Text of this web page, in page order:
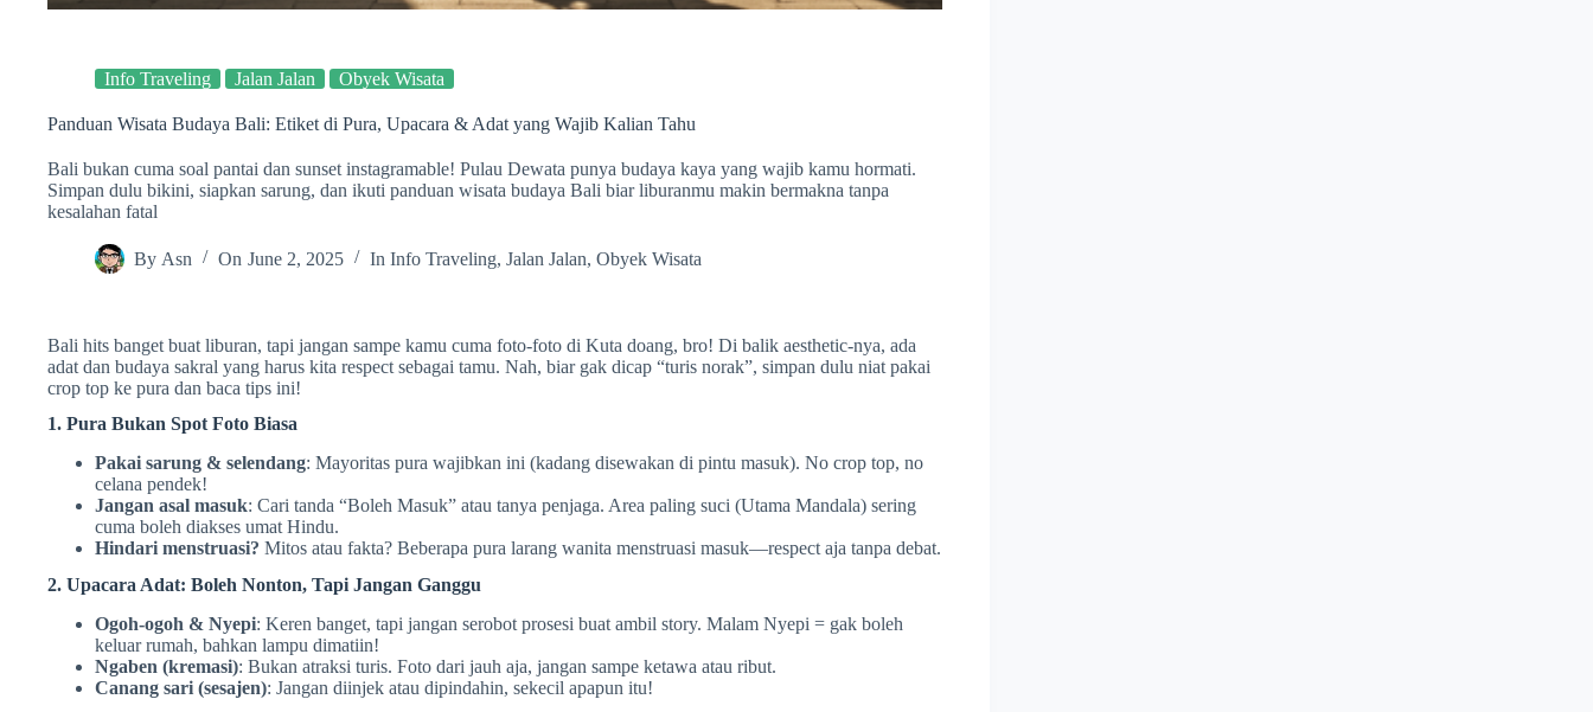
Info Traveling Jalan Jalan Obyek Wisata
Panduan Wisata Budaya Bali: Etiket di Pura, Upacara & Adat yang Wajib Kalian Tahu
Bali bukan cuma soal pantai dan sunset instagramable! Pulau Dewata punya budaya kaya yang wajib kamu hormati.
Simpan dulu bikini, siapkan sarung, dan ikuti panduan wisata budaya Bali biar liburanmu makin bermakna tanpa
kesalahan fatal
By Asn On June 2, 2025 In Info Traveling, Jalan Jalan, Obyek Wisata
Bali hits banget buat liburan, tapi jangan sampe kamu cuma foto-foto di Kuta doang, bro! Di balik aesthetic-nya, ada
adat dan budaya sakral yang harus kita respect sebagai tamu. Nah, biar gak dicap “turis norak”, simpan dulu niat pakai
crop top ke pura dan baca tips ini!
1. Pura Bukan Spot Foto Biasa
Pakai sarung & selendang: Mayoritas pura wajibkan ini (kadang disewakan di pintu masuk). No crop top, no
celana pendek!
Jangan asal masuk: Cari tanda “Boleh Masuk” atau tanya penjaga. Area paling suci (Utama Mandala) sering
cuma boleh diakses umat Hindu.
Hindari menstruasi? Mitos atau fakta? Beberapa pura larang wanita menstruasi masuk—respect aja tanpa debat.
2. Upacara Adat: Boleh Nonton, Tapi Jangan Ganggu
Ogoh-ogoh & Nyepi: Keren banget, tapi jangan serobot prosesi buat ambil story. Malam Nyepi = gak boleh
keluar rumah, bahkan lampu dimatiin!
Ngaben (kremasi): Bukan atraksi turis. Foto dari jauh aja, jangan sampe ketawa atau ribut.
Canang sari (sesajen): Jangan diinjek atau dipindahin, sekecil apapun itu!